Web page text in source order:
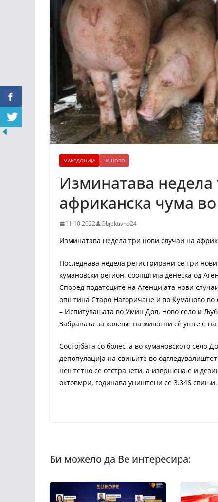
МАКЕДОНИЈА НАЈНОВО
Изминатава
африканска чума
11.10.2022 Objektivno24
Изминатава недела три нови случаи на
Последнава недела регистрирани се три
кумановски регион, соопштија денеска од
Според податоците на Агенцијата нови
општина Старо Нагоричане и во Куманово во
– Испитувањата во Умин Дол, Ново село и
Забраната за колење на животни сè уште е на
Состојбата со болеста во кумановското село
депопулација на свињите во
нештетно се отстранети, а извршена е и
октовмри, годинава уништени се 3.346 свињи.